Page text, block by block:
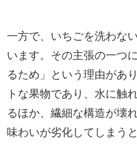
一方で、いちごを洗わな
います。その主張の一つ
るため」という理由があ
トな果物であり、水に触
るほか、繊細な構造が壊
味わいが劣化してしまう